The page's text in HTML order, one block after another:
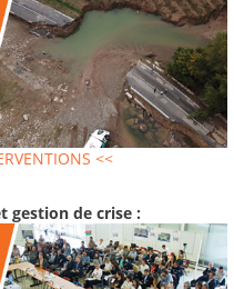
<<
gestion de crise :